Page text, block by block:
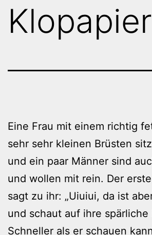
Klopapier
Eine Frau mit einem richtig
sehr sehr kleinen Brüsten
und ein paar Männer sind
und wollen mit rein. Der
sagt zu ihr: „Uiuiui, da ist
und schaut auf ihre spärliche
Schneller als er schauen